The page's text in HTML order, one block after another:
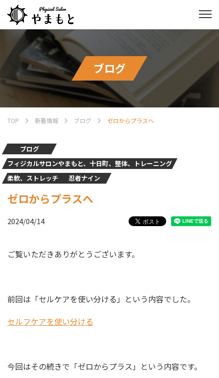
ブログ
TOP 新着情報 ブログ ゼロからプラスへ
ブログ
フィジカルサロンやまもと、十日町、整体、トレーニング
柔軟、ストレッチ
忍者ナイン
ゼロからプラスへ
2024/04/14
ご覧いただきありがとうございます。
前回は「セルケアを使い分ける」という内容でした。
セルフケアを使い分ける
今回はその続きで「ゼロからプラス」という内容です。